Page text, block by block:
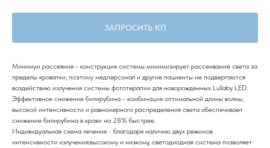
ЗАПРОСИТЬ КП
Минимум рассеяния - конструкция системы минимизирует рассеивание света за
пределы кроватки, поэтому медперсонал и другие пациенты не подвергаются
воздействию излучения системы фототерапии для новорожденных Lullaby LED.
Эффективное снижение билирубина - комбинация оптимальной длины волны,
высокой интенсивности и равномерного распределения света обеспечивает
снижение билирубина в крови на 28% быстрее.
Индивидуальная схема лечения - благодаря наличию двух режимов
интенсивности излучения:высокому и низкому, светодиодная система позволяет